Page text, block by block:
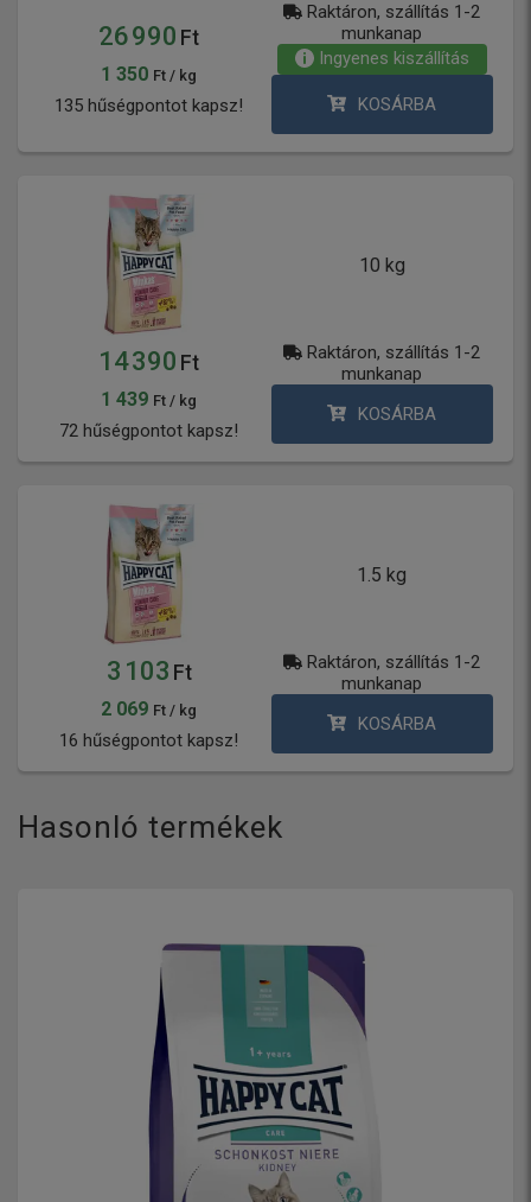
26 990 Ft
1 350 Ft / kg
135 hűségpontot kapsz!
Raktáron, szállítás 1-2
munkanap
Ingyenes kiszállítás
KOSÁRBA
10 kg
14 390 Ft
1 439 Ft / kg
72 hűségpontot kapsz!
Raktáron, szállítás 1-2
munkanap
KOSÁRBA
1.5 kg
3 103 Ft
2 069 Ft / kg
16 hűségpontot kapsz!
Raktáron, szállítás 1-2
munkanap
KOSÁRBA
Hasonló termékek